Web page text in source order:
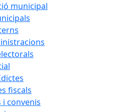
municipal
fiscals
i convenis